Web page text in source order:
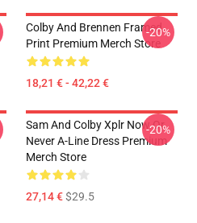
Colby And Brennen Framed
Print Premium Merch Store
18,21 € - 42,22 €
-20%
Sam And Colby Xplr Now Or
Never A-Line Dress Premium
Merch Store
27,14 €$29.5
-20%